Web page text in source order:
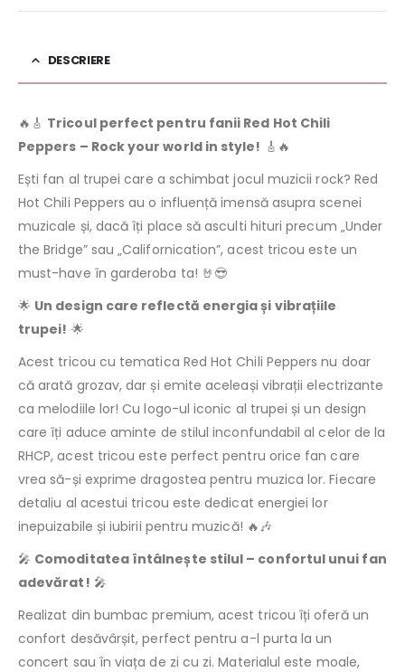
DESCRIERE
🔥🎸 Tricoul perfect pentru fanii Red Hot Chili
Peppers – Rock your world in style! 🎸🔥
Ești fan al trupei care a schimbat jocul muzicii rock? Red
Hot Chili Peppers au o influență imensă asupra scenei
muzicale și, dacă îți place să asculti hituri precum „Under
the Bridge” sau „Californication”, acest tricou este un
must-have în garderoba ta! 🤘😎
🌟 Un design care reflectă energia și vibrațiile
trupei! 🌟
Acest tricou cu tematica Red Hot Chili Peppers nu doar
că arată grozav, dar și emite aceleași vibrații electrizante
ca melodiile lor! Cu logo-ul iconic al trupei și un design
care îți aduce aminte de stilul inconfundabil al celor de la
RHCP, acest tricou este perfect pentru orice fan care
vrea să-și exprime dragostea pentru muzica lor. Fiecare
detaliu al acestui tricou este dedicat energiei lor
inepuizabile și iubirii pentru muzică! 🔥🎶
🎤 Comoditatea întâlnește stilul – confortul unui fan
adevărat! 🎤
Realizat din bumbac premium, acest tricou îți oferă un
confort desăvârșit, perfect pentru a-l purta la un
concert sau în viața de zi cu zi. Materialul este moale,